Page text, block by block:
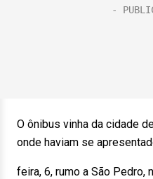
O ônibus vinha da cidade
onde haviam se
feira, 6, rumo a São Pedro,